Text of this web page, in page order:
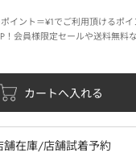
イント＝¥1でご利用頂けるポ
！会員様限定セールや送料無料